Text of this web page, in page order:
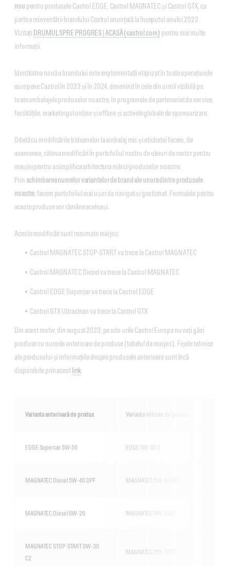
nou pentru produsele Castrol EDGE, Castrol MAGNATEC și Castrol GTX, ca
parte a reinventării brandului Castrol anunțată la începutul anului 2023.
Vizitați DRUMUL SPRE PROGRES | ACASĂ (castrol.com) pentru mai multe
informații.
Identitatea nouă a brandului este implementată etapizat în toate operațiunile
europene Castrol în 2023 și în 2024, devenind în cele din urmă vizibilă pe
toate ambalajele produselor noastre, în programele de parteneriat de service,
facilitățile, marketingul online și offline și activele globale de sponsorizare.
Odată cu modificările bidoanelor la ambalaj mic și etichetei facem, de
asemenea, câteva modificări în portofoliul nostru de uleiuri de motor pentru
mașini pentru a simplifica arhitectura mărcii produselor noastre.
Prin schimbarea numelor variantelor de brand ale unora dintre produsele
noastre , facem portofoliul mai ușor de navigat și gestionat. Formulele pentru
aceste produse vor rămâne aceleași.
Aceste modificări sunt rezumate mai jos:
Castrol MAGNATEC STOP-START va trece la Castrol MAGNATEC
Castrol MAGNATEC Diesel va trece la Castrol MAGNATEC
Castrol EDGE Supercar va trece la Castrol EDGE
Castrol GTX Ultraclean va trece la Castrol GTX
Din acest motiv, din august 2023, pe site-urile Castrol Europa nu veți găsi
produse cu numele anterioare de produse (tabelul de mai jos). Fișele tehnice
ale produsului și informațiile despre produsele anterioare sunt încă
disponibile prin acestlink
Varianta anterioară de produs Varianta viitoare de produs
EDGE Supercar 5W-50 EDGE 5W-50 S
MAGNATEC Diesel 5W-40 DPF MAGNATEC 5W-40 DPF
MAGNATEC Diesel 0W-20 MAGNATEC 0W-20 D
MAGNATEC STOP-START 0W-30
C2
MAGNATEC 0W-30 C2